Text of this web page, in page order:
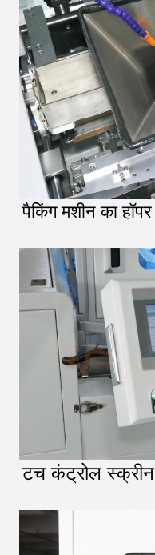
पैकिंग मशीन का हॉपर
टच कंट्रोल स्क्रीन